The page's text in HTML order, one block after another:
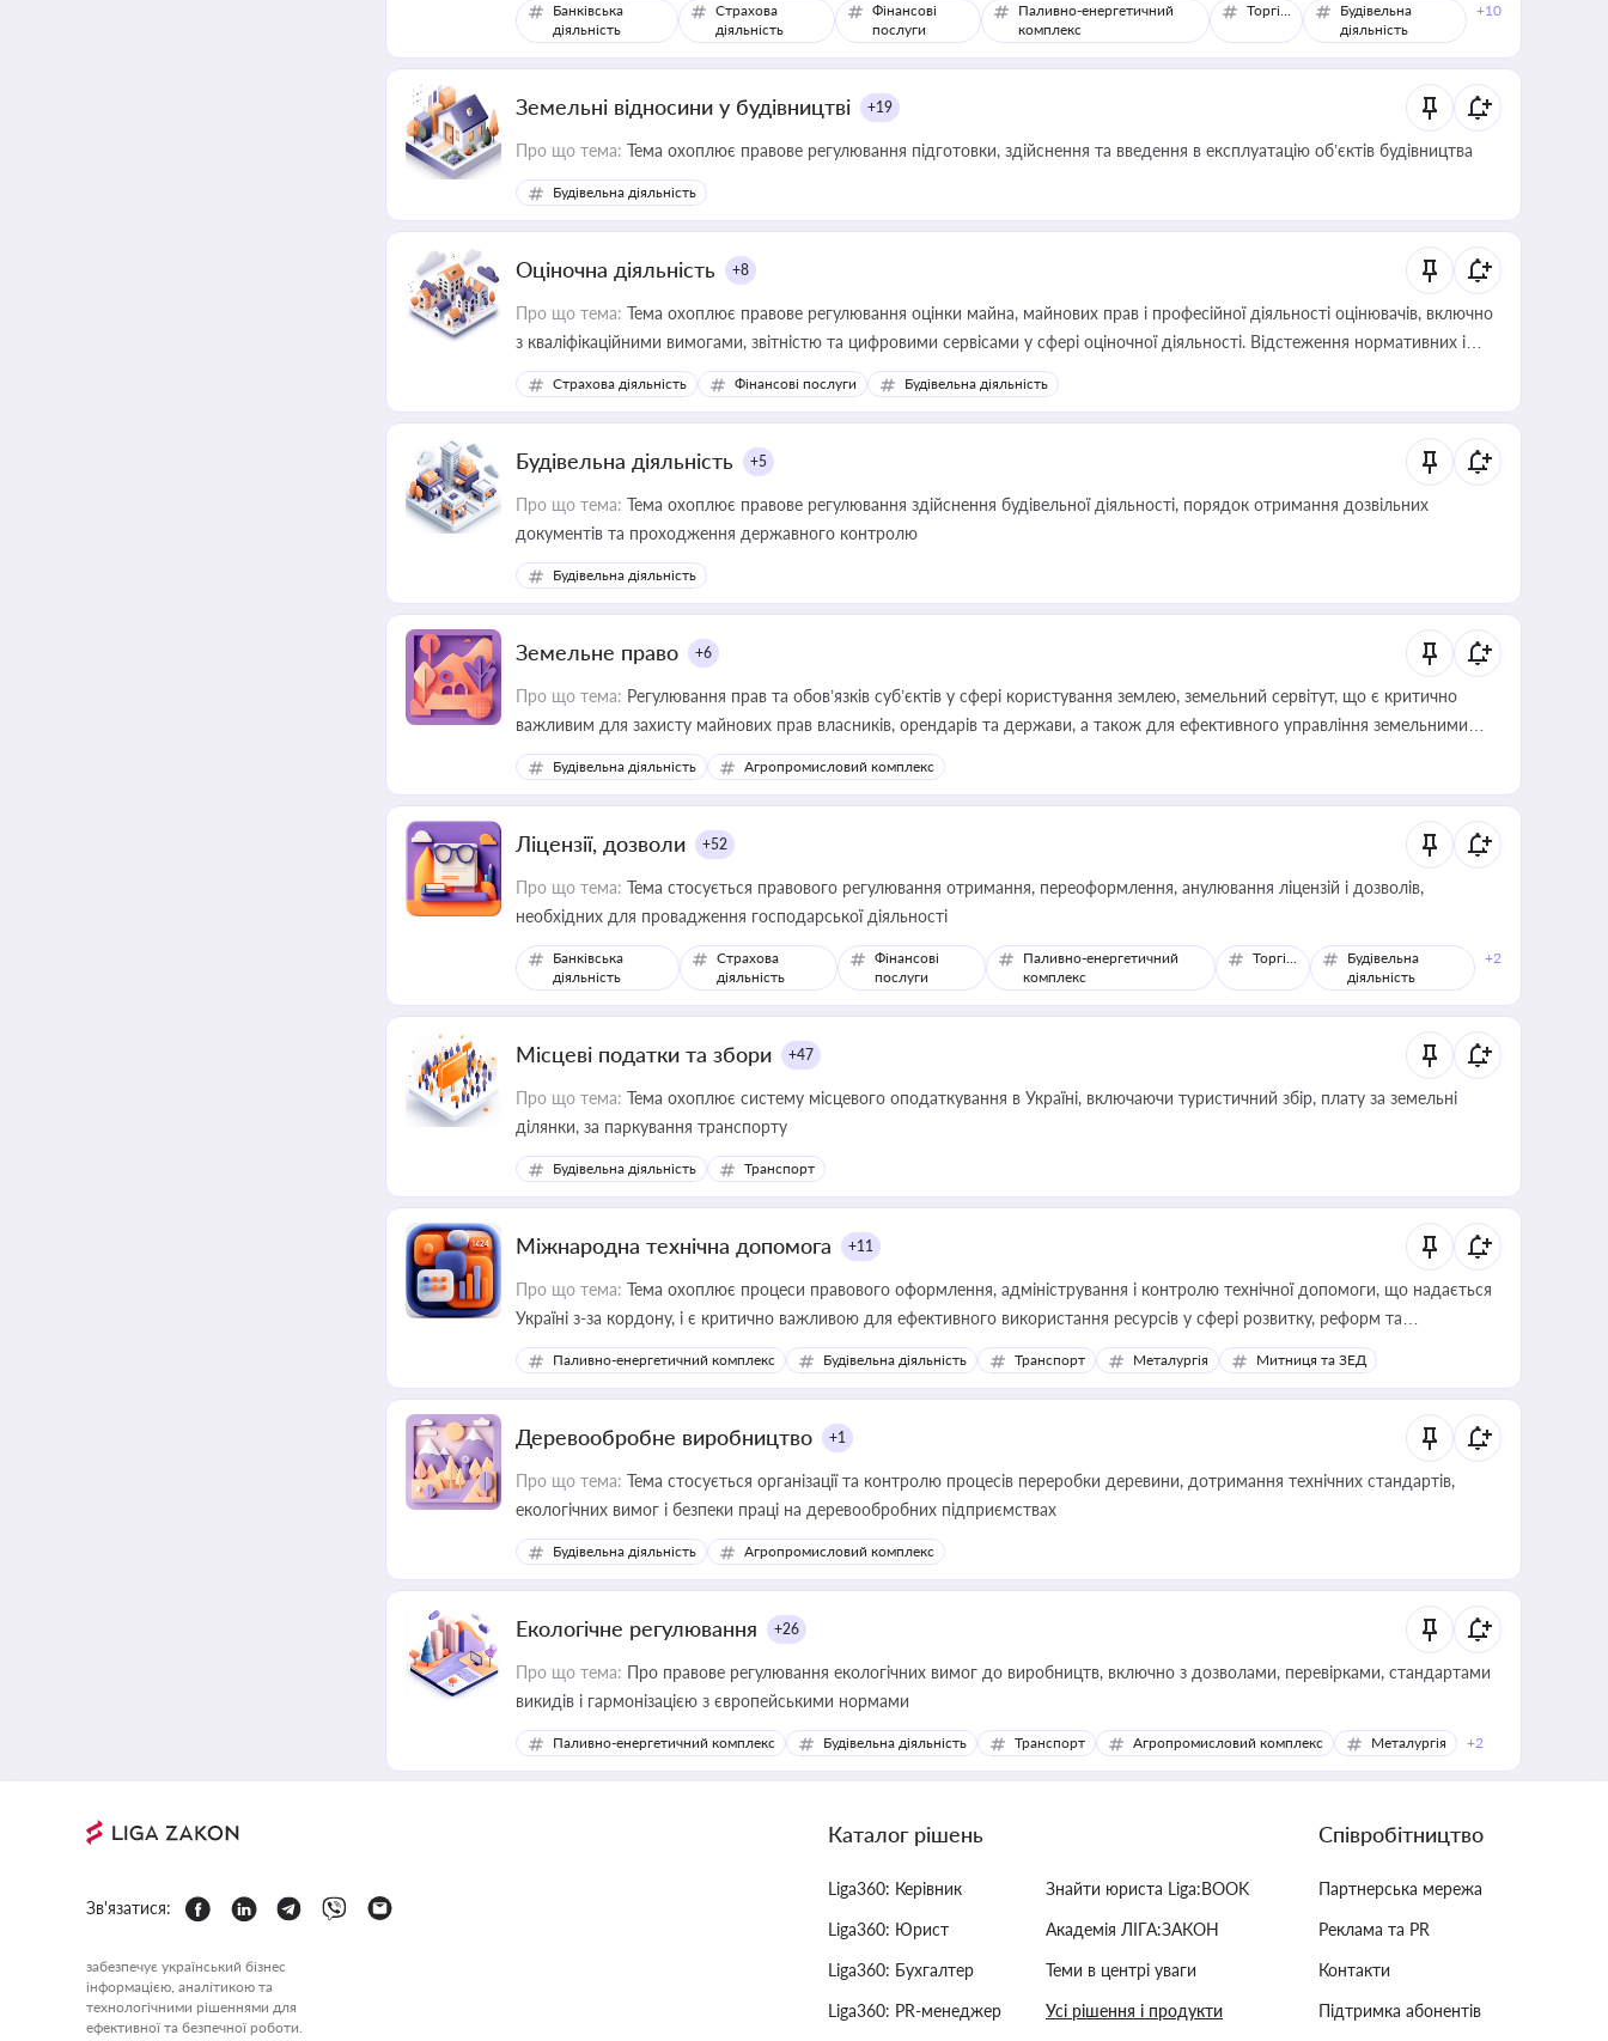
Банківська
діяльність
Страхова
діяльність
Фінансові
послуги
Паливно-енергетичний
комплекс
Торгівля
Будівельна
діяльність
+10
Земельні відносини у будівництві +19
Про що тема: Тема охоплює правове регулювання підготовки, здійснення та введення в експлуатацію об’єктів будівництва
Будівельна діяльність
Оціночна діяльність +8
Про що тема: Тема охоплює правове регулювання оцінки майна, майнових прав і професійної діяльності оцінювачів, включно
з кваліфікаційними вимогами, звітністю та цифровими сервісами у сфері оціночної діяльності. Відстеження нормативних і
медійних змін у цій сфері корисне для власника бізнесу, керівника, юриста або бухгалтера під час оподаткування,
приватизації, оренди державного майна, корпоративних угод і перевірки статусу суб'єктів оціночної діяльності
Страхова діяльність Фінансові послуги Будівельна діяльність
Будівельна діяльність +5
Про що тема: Тема охоплює правове регулювання здійснення будівельної діяльності, порядок отримання дозвільних
документів та проходження державного контролю
Будівельна діяльність
Земельне право +6
Про що тема: Регулювання прав та обов’язків суб’єктів у сфері користування землею, земельний сервітут, що є критично
важливим для захисту майнових прав власників, орендарів та держави, а також для ефективного управління земельними
ресурсами
Будівельна діяльність Агропромисловий комплекс
Ліцензії, дозволи +52
Про що тема: Тема стосується правового регулювання отримання, переоформлення, анулювання ліцензій і дозволів,
необхідних для провадження господарської діяльності
Банківська
діяльність
Страхова
діяльність
Фінансові
послуги
Паливно-енергетичний
комплекс
Торгівля
Будівельна
діяльність
+2
Місцеві податки та збори +47
Про що тема: Тема охоплює систему місцевого оподаткування в Україні, включаючи туристичний збір, плату за земельні
ділянки, за паркування транспорту
Будівельна діяльність Транспорт
Міжнародна технічна допомога +11
Про що тема: Тема охоплює процеси правового оформлення, адміністрування і контролю технічної допомоги, що надається
Україні з-за кордону, і є критично важливою для ефективного використання ресурсів у сфері розвитку, реформ та
інфраструктурних проєктів
Паливно-енергетичний комплекс Будівельна діяльність Транспорт Металургія Митниця та ЗЕД
Деревообробне виробництво +1
Про що тема: Тема стосується організації та контролю процесів переробки деревини, дотримання технічних стандартів,
екологічних вимог і безпеки праці на деревообробних підприємствах
Будівельна діяльність Агропромисловий комплекс
Екологічне регулювання +26
Про що тема: Про правове регулювання екологічних вимог до виробництв, включно з дозволами, перевірками, стандартами
викидів і гармонізацією з європейськими нормами
Паливно-енергетичний комплекс Будівельна діяльність Транспорт Агропромисловий комплекс Металургія +2
Зв'язатися:
забезпечує український бізнес
інформацією, аналітикою та
технологічними рішеннями для
ефективної та безпечної роботи.
Каталог рішень
Liga360: Керівник
Liga360: Юрист
Liga360: Бухгалтер
Liga360: PR-менеджер
Знайти юриста Liga:BOOK
Академія ЛІГА:ЗАКОН
Теми в центрі уваги
Усі рішення і продукти
Співробітництво
Партнерська мережа
Реклама та PR
Контакти
Підтримка абонентів